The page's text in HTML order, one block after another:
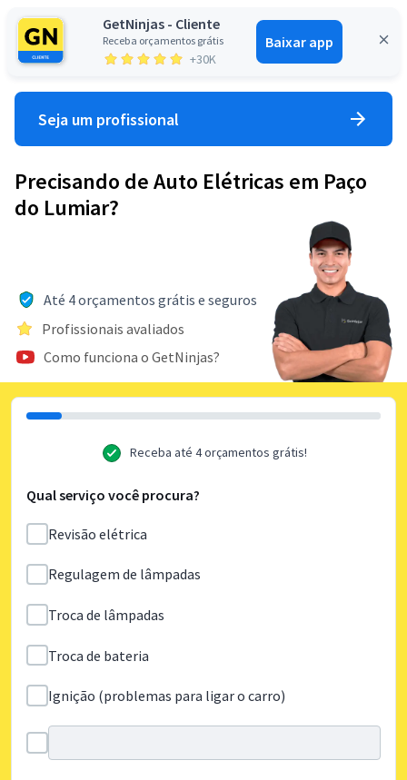
GetNinjas - Cliente
Receba orçamentos grátis
+30K
Baixar app
Entrar
Seja um profissional
Precisando de Auto Elétricas em Paço
do Lumiar?
Até 4 orçamentos grátis e seguros
Profissionais avaliados
Como funciona o GetNinjas?
Receba até 4 orçamentos grátis!
Qual serviço você procura?
Revisão elétrica
Regulagem de lâmpadas
Troca de lâmpadas
Troca de bateria
Ignição (problemas para ligar o carro)